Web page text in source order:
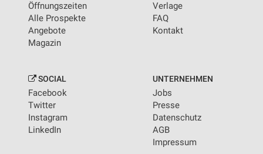
Öffnungszeiten
Alle Prospekte
Angebote
Magazin
Verlage
FAQ
Kontakt
SOCIAL
Facebook
Twitter
Instagram
LinkedIn
UNTERNEHMEN
Jobs
Presse
Datenschutz
AGB
Impressum